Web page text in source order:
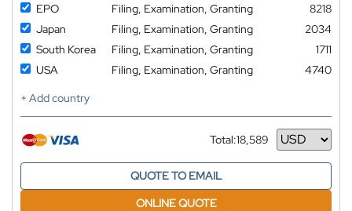
EPO Filing, Examination, Granting
8218
Japan
Filing, Examination, Granting
2034
South Korea
Filing, Examination, Granting
1711
USA
Filing, Examination, Granting
4740
+ Add country
Total:18,589
Currency
QUOTE TO EMAIL
ONLINE QUOTE